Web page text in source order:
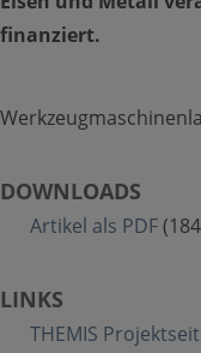
finanziert.
DOWNLOADS
Artikel als PDF
LINKS
THEMIS